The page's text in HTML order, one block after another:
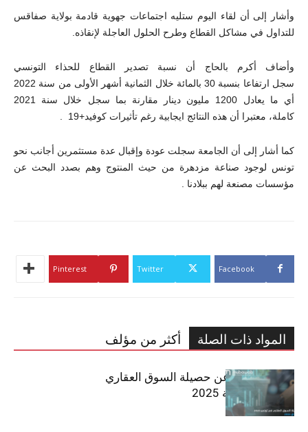
وأشار إلى أن لقاء اليوم ستليه اجتماعات جهوية قادمة بولاية صفاقس
للتداول في مشاكل القطاع وطرح الحلول العاجلة لإنقاذه.
وأضاف أكرم بالحاج أن نسبة تصدير القطاع للحذاء التونسي
سجل ارتفاعا بنسبة 30 بالمائة خلال الثمانية أشهر الأولى من سنة 2022
أي ما يعادل 1200 مليون دينار مقارنة بما سجل خلال سنة 2021
كاملة، معتبرا أن هذه النتائج ايجابية رغم تأثيرات كوفيد+19 .
كما أشار إلى أن الجامعة سجلت عودة وإقبال عدة مستثمرين أجانب نحو
تونس لوجود صناعة مزدهرة من حيث المنتوج وهم بصدد البحث عن
مؤسسات مصنعة لهم ببلادنا .
Facebook
Twitter
Pinterest
المواد ذات الصلة أكثر من مؤلف
مبوب تكشف عن حصيلة السوق العقاري
في تونس لسنة 2025